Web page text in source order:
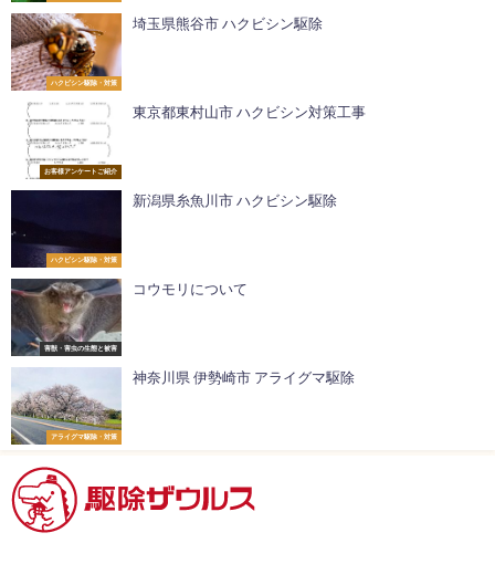
ハクビシン駆除・対策
埼玉県熊谷市 ハクビシン駆除
お客様アンケートご紹介
東京都東村山市 ハクビシン対策工事
ハクビシン駆除・対策
新潟県糸魚川市 ハクビシン駆除
害獣・害虫の生態と被害
コウモリについて
アライグマ駆除・対策
神奈川県 伊勢崎市 アライグマ駆除